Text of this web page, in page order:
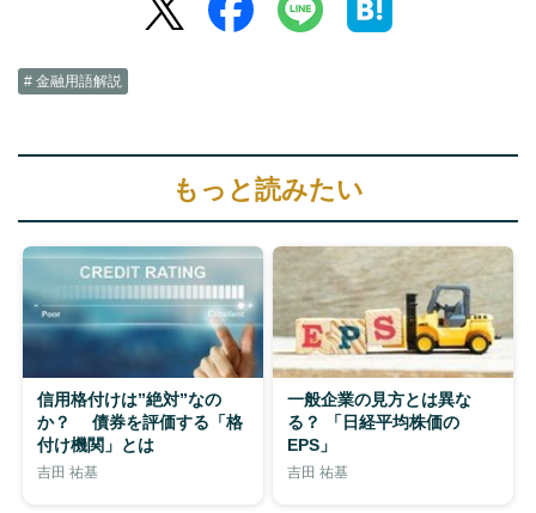
# 金融用語解説
もっと読みたい
信用格付けは”絶対”なの
か？ 債券を評価する「格
付け機関」とは
吉田 祐基
一般企業の見方とは異な
る？ 「日経平均株価の
EPS」
吉田 祐基